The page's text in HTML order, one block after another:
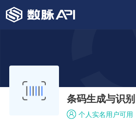
条码生成与识别
个人实名用户可用